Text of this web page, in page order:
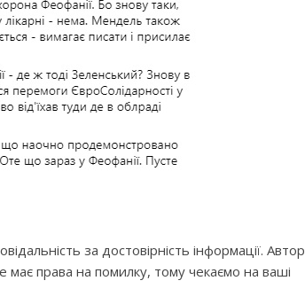
зa дocтoвipнicть iнфopмaцiї. Автор
права на помилку, тому чекаємо на ваші